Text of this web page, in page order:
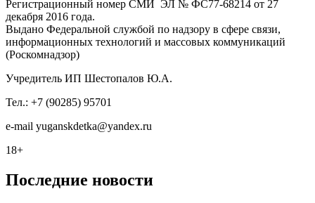
Регистрационный номер СМИ ЭЛ № ФС77-68214 от 27
декабря 2016 года.
Выдано Федеральной службой по надзору в сфере связи,
информационных технологий и массовых коммуникаций
(Роскомнадзор)
Учредитель ИП Шестопалов Ю.А.
Тел.: +7 (90285) 95701
e-mail yuganskdetka@yandex.ru
18+
Последние новости